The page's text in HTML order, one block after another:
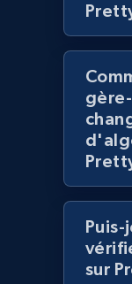
Lowes.com
URL,
Model
991+
Puis-
sur